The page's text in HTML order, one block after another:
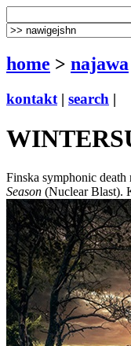
home > najawa
kontakt | search |
Finska symphonic death
Season (Nuclear Blast).